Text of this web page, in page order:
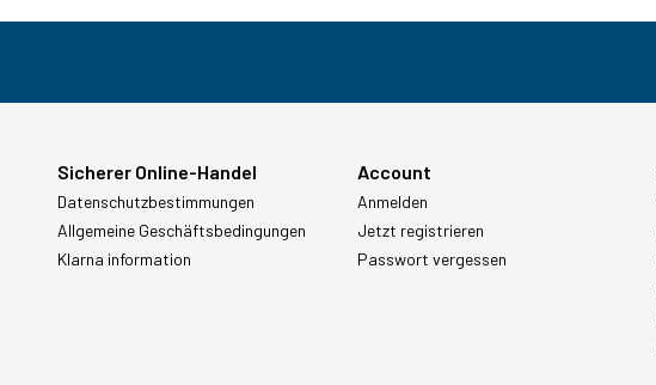
Sicherer Online-Handel
Datenschutzbestimmungen
Allgemeine Geschäftsbedingungen
Klarna information
Account
Anmelden
Jetzt registrieren
Passwort vergessen